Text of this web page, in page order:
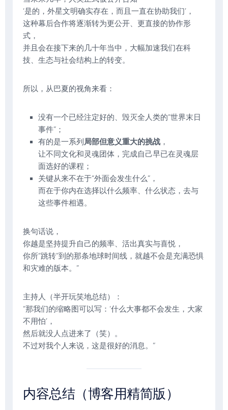
‘是的，外星文明确实存在，而且一直在协助我们’，
这种幕后合作将逐渐转为更公开、更直接的协作形
式，
并且会在接下来的几十年当中，大幅加速我们在科
技、生态与社会结构上的转变。
所以，从巴夏的视角来看：
没有一个已经注定好的、毁灭全人类的“世界末日
事件”；
有的是一系列 局部但意义重大的挑战 ，
让不同文化和灵魂团体，完成自己早已在灵魂层
面选好的课程；
关键从来不在于“外面会发生什么”，
而在于你内在选择以什么频率、什么状态，去与
这些事件相遇。
换句话说，
你越是坚持提升自己的频率、活出真实与喜悦，
你所“跳转”到的那条地球时间线，就越不会是充满恐惧
和灾难的版本。”
主持人（半开玩笑地总结）：
“那我们的缩略图可以写：‘什么大事都不会发生，大家
不用怕’，
然后就没人点进来了（笑）。
不过对我个人来说，这是很好的消息。”
内容总结（博客用精简版）